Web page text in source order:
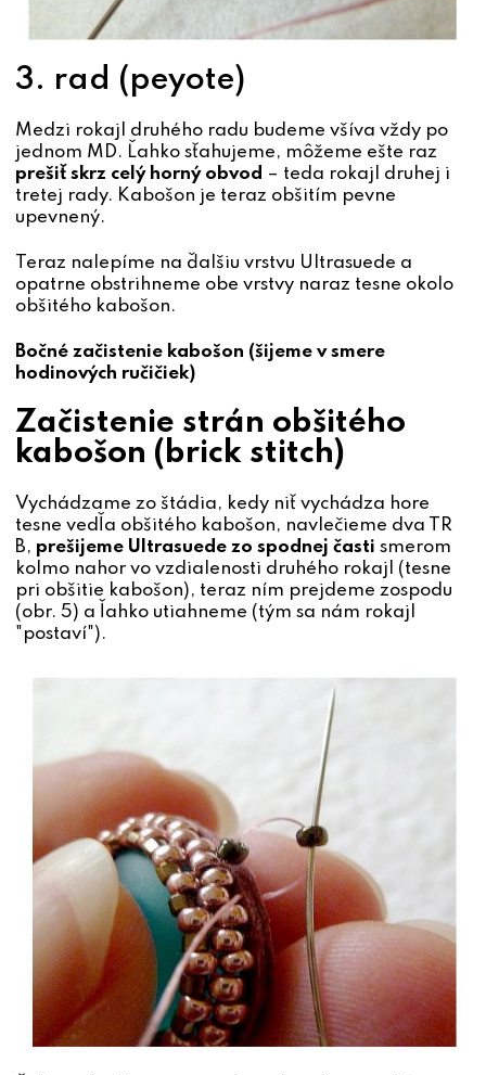
3. rad (peyote)
Medzi rokajl druhého radu budeme všíva vždy po
jednom MD. Ľahko sťahujeme, môžeme ešte raz
prešiť skrz celý horný obvod – teda rokajl druhej i
tretej rady. Kabošon je teraz obšitím pevne
upevnený.
Teraz nalepíme na ďalšiu vrstvu Ultrasuede a
opatrne obstrihneme obe vrstvy naraz tesne okolo
obšitého kabošon.
Bočné začistenie kabošon (šijeme v smere
hodinových ručičiek)
Začistenie strán obšitého
kabošon (brick stitch)
Vychádzame zo štádia, kedy niť vychádza hore
tesne vedľa obšitého kabošon, navlečieme dva TR
B, prešijeme Ultrasuede zo spodnej časti smerom
kolmo nahor vo vzdialenosti druhého rokajl (tesne
pri obšitie kabošon), teraz ním prejdeme zospodu
(obr. 5) a ľahko utiahneme (tým sa nám rokajl
"postaví").